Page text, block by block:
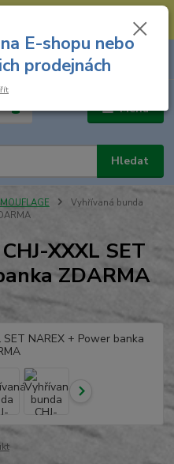
Prodejna nářadí: 731 449 423 --
Menu
Hledat
za
Vyhřívaná bunda
XXXL SET
ZDARMA
E-shopu nebo
prodejnách